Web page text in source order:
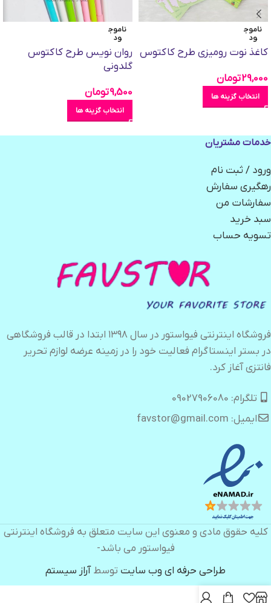
ناموج
ود
کاغذ نوت رومیزی طرح کاکتوس
29,000تومان
انتخاب گزینه ها
ناموج
ود
روان نویس طرح کاکتوس
گلدونی
9,500تومان
انتخاب گزینه ها
خدمات مشتریان
ورود / ثبت نام
رهگیری سفارش
سفارشات من
سبد خرید
تسویه حساب
فروشگاه اینترنتی فیواستور در سال ۱۳۹۸ ابتدا در قالب فروشگاهی
در بستر اینستاگرام فعالیت خود را در زمینه عرضه لوازم تحریر
فانتزی آغاز کرد.
تلگرام: 09027906080
ایمیل: favstor@gmail.com
کلیه حقوق مادی و معنوی این سایت متعلق به فروشگاه اینترنتی
فیواستور می باشد-
طراحی حرفه ای وب سایت توسطآراز سیستم